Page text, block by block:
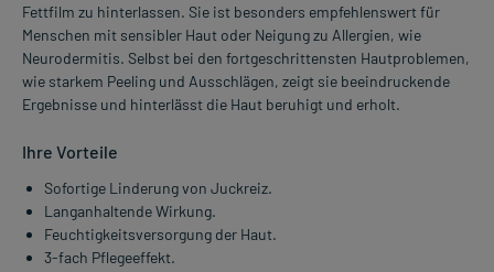
Fettfilm zu hinterlassen. Sie ist besonders empfehlenswert für
Menschen mit sensibler Haut oder Neigung zu Allergien, wie
Neurodermitis. Selbst bei den fortgeschrittensten Hautproblemen,
wie starkem Peeling und Ausschlägen, zeigt sie beeindruckende
Ergebnisse und hinterlässt die Haut beruhigt und erholt.
Ihre Vorteile
Sofortige Linderung von Juckreiz.
Langanhaltende Wirkung.
Feuchtigkeitsversorgung der Haut.
3-fach Pflegeeffekt.